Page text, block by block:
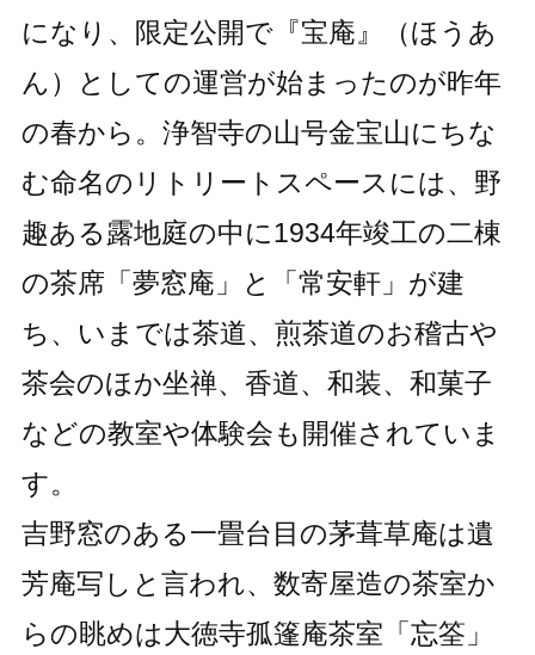
になり、限定公開で『宝庵』（ほうあ
ん）としての運営が始まったのが昨年
の春から。浄智寺の山号金宝山にちな
む命名のリトリートスペースには、野
趣ある露地庭の中に1934年竣工の二棟
の茶席「夢窓庵」と「常安軒」が建
ち、いまでは茶道、煎茶道のお稽古や
茶会のほか坐禅、香道、和装、和菓子
などの教室や体験会も開催されていま
す。
吉野窓のある一畳台目の茅葺草庵は遺
芳庵写しと言われ、数寄屋造の茶室か
らの眺めは大徳寺孤篷庵茶室「忘筌」